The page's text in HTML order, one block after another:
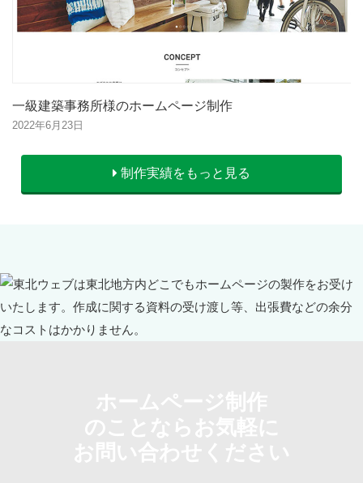
一級建築事務所様のホームページ制作
2022年6月23日
制作実績をもっと見る